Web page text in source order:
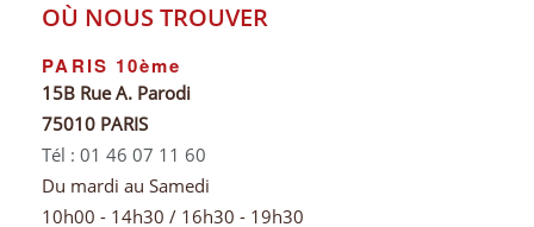
OÙ NOUS TROUVER
PARIS 10ème
15B Rue A. Parodi
75010 PARIS
Tél : 01 46 07 11 60
Du mardi au Samedi
10h00 - 14h30 / 16h30 - 19h30